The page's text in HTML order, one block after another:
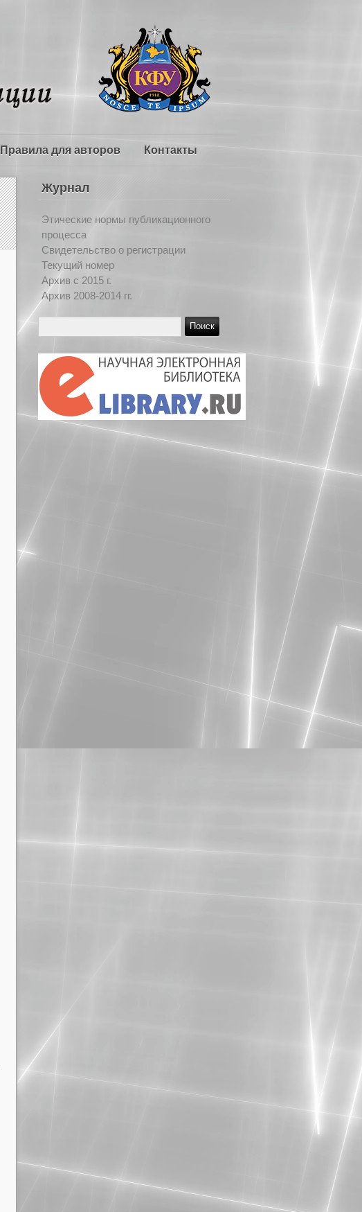
Правила для авторов Контакты
Журнал
Этические нормы публикационного
процесса
Свидетельство о регистрации
Текущий номер
Архив c 2015 г.
Архив 2008-2014 гг.